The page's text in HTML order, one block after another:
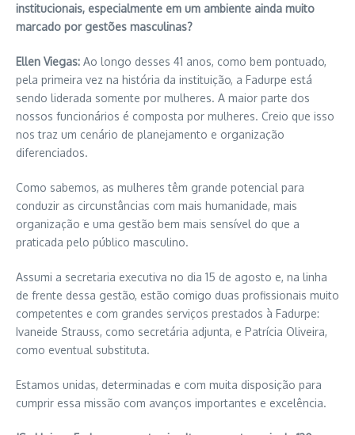
institucionais, especialmente em um ambiente ainda muito
marcado por gestões masculinas?
Ellen Viegas: Ao longo desses 41 anos, como bem pontuado,
pela primeira vez na história da instituição, a Fadurpe está
sendo liderada somente por mulheres. A maior parte dos
nossos funcionários é composta por mulheres. Creio que isso
nos traz um cenário de planejamento e organização
diferenciados.
Como sabemos, as mulheres têm grande potencial para
conduzir as circunstâncias com mais humanidade, mais
organização e uma gestão bem mais sensível do que a
praticada pelo público masculino.
Assumi a secretaria executiva no dia 15 de agosto e, na linha
de frente dessa gestão, estão comigo duas profissionais muito
competentes e com grandes serviços prestados à Fadurpe:
Ivaneide Strauss, como secretária adjunta, e Patrícia Oliveira,
como eventual substituta.
Estamos unidas, determinadas e com muita disposição para
cumprir essa missão com avanços importantes e excelência.